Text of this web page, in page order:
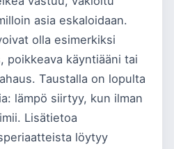
asia eskaloidaan.
olla esimerkiksi
poikkeava käyntiääni tai
Taustalla on lopulta
lämpö siirtyy, kun ilman
Lisätietoa
löytyy